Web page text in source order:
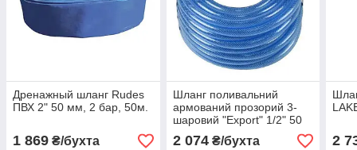
Дренажный шланг Rudes
ПВХ 2" 50 мм, 2 бар, 50м.
1 869 ₴/бухта
Шланг поливальний
армований прозорий 3-
шаровий "Export" 1/2" 50
метрів
2 074₴/бухта 2